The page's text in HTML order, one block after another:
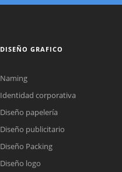
DISEÑO GRAFICO
Naming
Identidad corporativa
Diseño papelería
Diseño publicitario
Diseño Packing
Diseño logo